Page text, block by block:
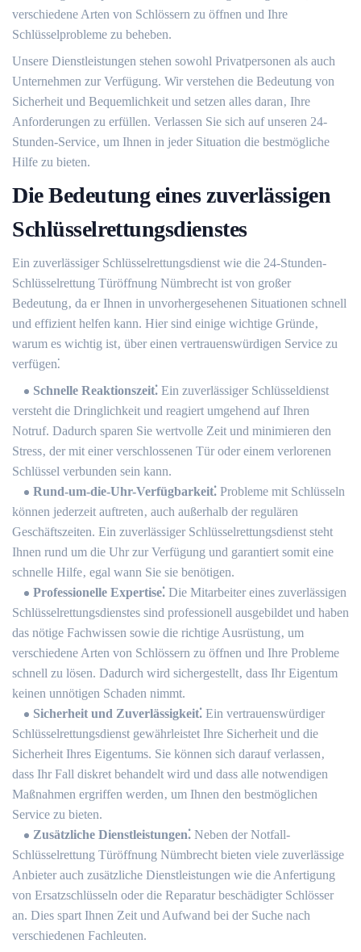
verschiedene Arten von Schlössern zu öffnen und Ihre
Schlüsselprobleme zu beheben.​
Unsere Dienstleistungen stehen sowohl Privatpersonen als auch
Unternehmen zur Verfügung. Wir verstehen die Bedeutung von
Sicherheit und Bequemlichkeit und setzen alles daran‚ Ihre
Anforderungen zu erfüllen.​ Verlassen Sie sich auf unseren 24-
Stunden-Service‚ um Ihnen in jeder Situation die bestmögliche
Hilfe zu bieten.
Die Bedeutung eines zuverlässigen
Schlüsselrettungsdienstes
Ein zuverlässiger Schlüsselrettungsdienst wie die 24-Stunden-
Schlüsselrettung Türöffnung Nümbrecht ist von großer
Bedeutung‚ da er Ihnen in unvorhergesehenen Situationen schnell
und effizient helfen kann.​ Hier sind einige wichtige Gründe‚
warum es wichtig ist‚ über einen vertrauenswürdigen Service zu
verfügen⁚
Schnelle Reaktionszeit⁚ Ein zuverlässiger Schlüsseldienst
versteht die Dringlichkeit und reagiert umgehend auf Ihren
Notruf.​ Dadurch sparen Sie wertvolle Zeit und minimieren den
Stress‚ der mit einer verschlossenen Tür oder einem verlorenen
Schlüssel verbunden sein kann.​
Rund-um-die-Uhr-Verfügbarkeit⁚ Probleme mit Schlüsseln
können jederzeit auftreten‚ auch außerhalb der regulären
Geschäftszeiten.​ Ein zuverlässiger Schlüsselrettungsdienst steht
Ihnen rund um die Uhr zur Verfügung und garantiert somit eine
schnelle Hilfe‚ egal wann Sie sie benötigen.​
Professionelle Expertise⁚ Die Mitarbeiter eines zuverlässigen
Schlüsselrettungsdienstes sind professionell ausgebildet und haben
das nötige Fachwissen sowie die richtige Ausrüstung‚ um
verschiedene Arten von Schlössern zu öffnen und Ihre Probleme
schnell zu lösen.​ Dadurch wird sichergestellt‚ dass Ihr Eigentum
keinen unnötigen Schaden nimmt.​
Sicherheit und Zuverlässigkeit⁚ Ein vertrauenswürdiger
Schlüsselrettungsdienst gewährleistet Ihre Sicherheit und die
Sicherheit Ihres Eigentums. Sie können sich darauf verlassen‚
dass Ihr Fall diskret behandelt wird und dass alle notwendigen
Maßnahmen ergriffen werden‚ um Ihnen den bestmöglichen
Service zu bieten.
Zusätzliche Dienstleistungen⁚ Neben der Notfall-
Schlüsselrettung Türöffnung Nümbrecht bieten viele zuverlässige
Anbieter auch zusätzliche Dienstleistungen wie die Anfertigung
von Ersatzschlüsseln oder die Reparatur beschädigter Schlösser
an.​ Dies spart Ihnen Zeit und Aufwand bei der Suche nach
verschiedenen Fachleuten.​